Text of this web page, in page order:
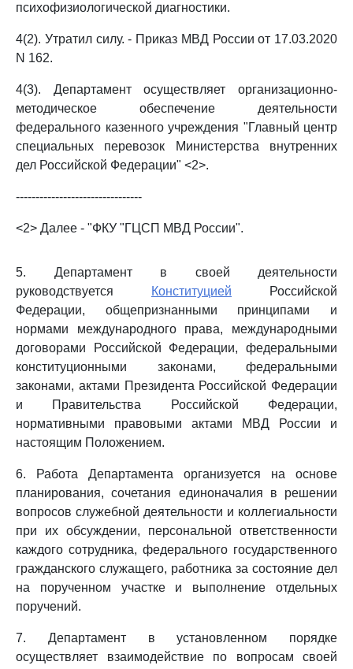
психофизиологической диагностики.
4(2). Утратил силу. - Приказ МВД России от 17.03.2020
N 162.
4(3). Департамент осуществляет организационно-
методическое обеспечение деятельности
федерального казенного учреждения "Главный центр
специальных перевозок Министерства внутренних
дел Российской Федерации" <2>.
--------------------------------
<2> Далее - "ФКУ "ГЦСП МВД России".
5. Департамент в своей деятельности
руководствуется
Конституцией Российской
Федерации, общепризнанными принципами и
нормами международного права, международными
договорами Российской Федерации, федеральными
конституционными законами, федеральными
законами, актами Президента Российской Федерации
и Правительства Российской Федерации,
нормативными правовыми актами МВД России и
настоящим Положением.
6. Работа Департамента организуется на основе
планирования, сочетания единоначалия в решении
вопросов служебной деятельности и коллегиальности
при их обсуждении, персональной ответственности
каждого сотрудника, федерального государственного
гражданского служащего, работника за состояние дел
на порученном участке и выполнение отдельных
поручений.
7. Департамент в установленном порядке
осуществляет взаимодействие по вопросам своей